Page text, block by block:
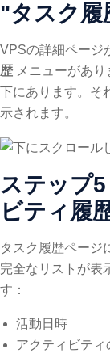
"タスク履
VPSの詳細ページ
歴 メニューがあ
下にあります。そ
示されます。
ステップ
ビティ履
タスク履歴ページ
完全なリストが表
す：
活動日時
アクティビテ